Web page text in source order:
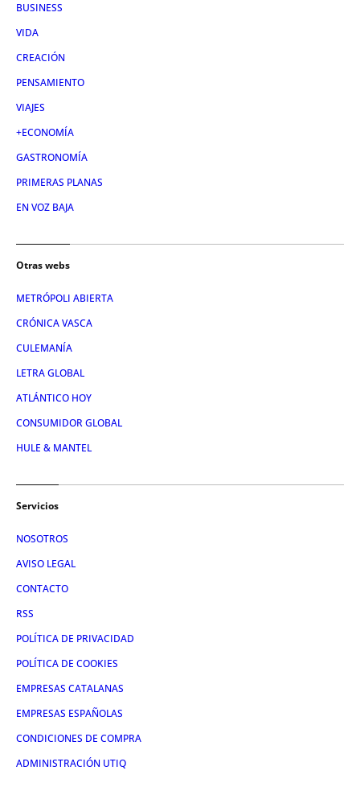
BUSINESS
VIDA
CREACIÓN
PENSAMIENTO
VIAJES
+ECONOMÍA
GASTRONOMÍA
PRIMERAS PLANAS
EN VOZ BAJA
Otras webs
METRÓPOLI ABIERTA
CRÓNICA VASCA
CULEMANÍA
LETRA GLOBAL
ATLÁNTICO HOY
CONSUMIDOR GLOBAL
HULE & MANTEL
Servicios
NOSOTROS
AVISO LEGAL
CONTACTO
RSS
POLÍTICA DE PRIVACIDAD
POLÍTICA DE COOKIES
EMPRESAS CATALANAS
EMPRESAS ESPAÑOLAS
CONDICIONES DE COMPRA
ADMINISTRACIÓN UTIQ